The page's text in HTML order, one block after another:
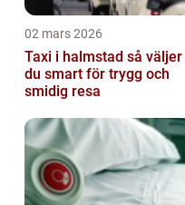
02 mars 2026
Taxi i halmstad så väljer
du smart för trygg och
smidig resa